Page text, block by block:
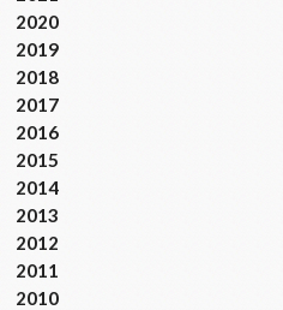
2020
2019
2018
2017
2016
2015
2014
2013
2012
2011
2010